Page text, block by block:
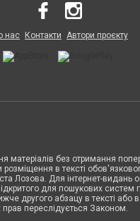
нас Контакти Автори проєкту
матеріалів без отримання
в тексті
Лозова. Для інтернет-видань
для пошукових систем
другого абзацу в тексті або
переслідується Законом.